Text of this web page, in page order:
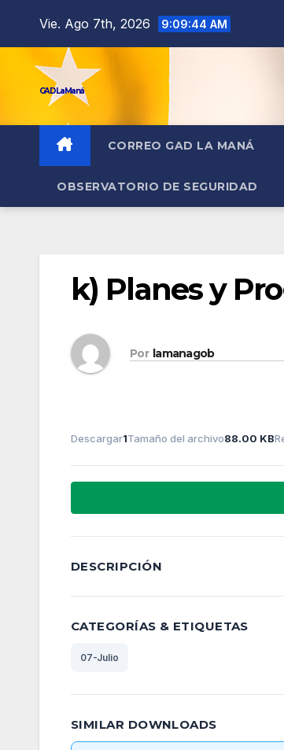
Vie. Ago 7th, 2026 9:09:44 AM
GAD La Maná
CORREO GAD LA MANÁ
OBSERVATORIO DE SEGURIDAD
k) Planes y
Por lamanagob
Descargar1Tamaño del archivo88.00 KB
DESCRIPCIÓN
CATEGORÍAS & ETIQUETAS
07-Julio
SIMILAR DOWNLOADS